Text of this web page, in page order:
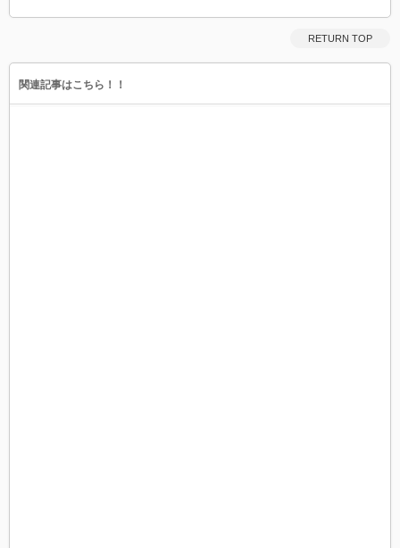
RETURN TOP
関連記事はこちら！！